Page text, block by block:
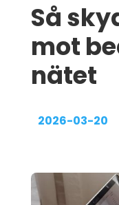
Så
mot
nätet
2026-03-20